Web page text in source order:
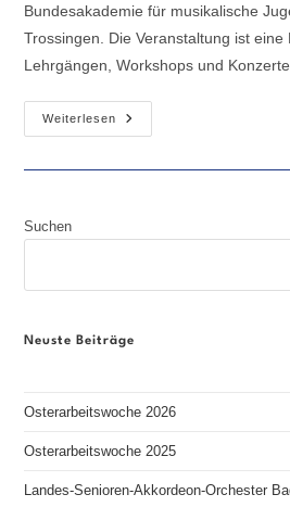
Bundesakademie für musikalische
Trossingen. Die Veranstaltung ist eine
Lehrgängen, Workshops und
Weiterlesen
Osterarbeitswoche
2025
Suchen
Neuste Beiträge
Osterarbeitswoche 2026
Osterarbeitswoche 2025
Landes-Senioren-Akkordeon-Orchester